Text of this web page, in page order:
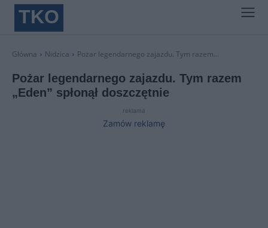
TKO
Główna Nidzica Pożar legendarnego zajazdu. Tym razem...
Pożar legendarnego zajazdu. Tym razem
„Eden” spłonął doszczętnie
reklama
Zamów reklamę